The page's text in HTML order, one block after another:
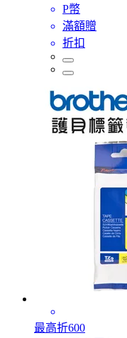
P幣
滿額贈
折扣
最高折600